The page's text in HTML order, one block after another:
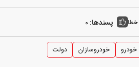
پسندها: 0
خودرو خودروسازان دولت